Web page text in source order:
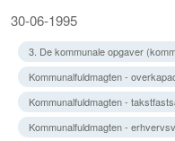
30-06-1995
3. De kommunale opgaver
Kommunalfuldmagten -
Kommunalfuldmagten -
Kommunalfuldmagten -